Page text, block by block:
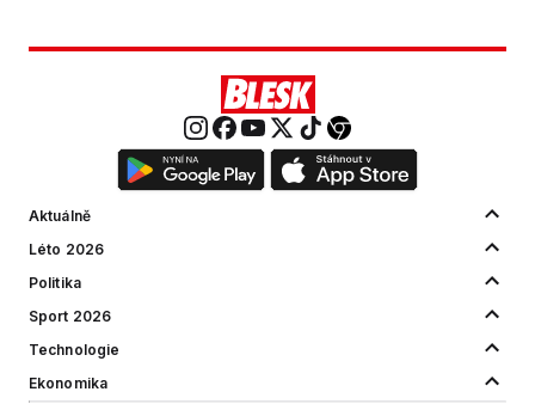
Aktuálně
Léto 2026
Politika
Sport 2026
Technologie
Ekonomika